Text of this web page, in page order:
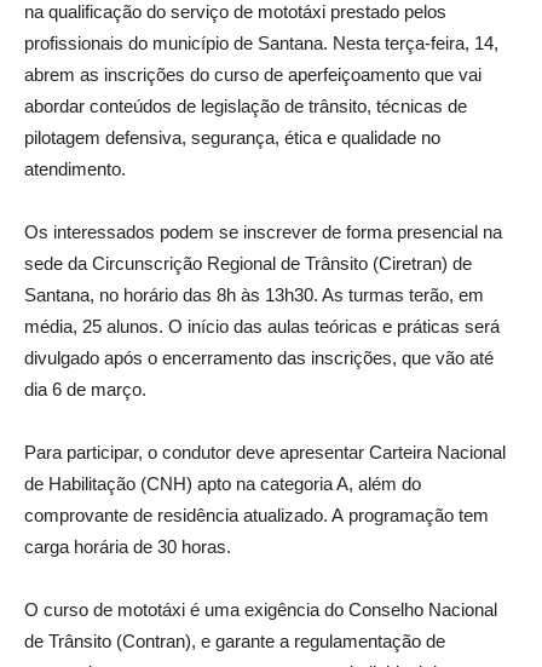
na qualificação do serviço de mototáxi prestado pelos
profissionais do município de Santana. Nesta terça-feira, 14,
abrem as inscrições do curso de aperfeiçoamento que vai
abordar conteúdos de legislação de trânsito, técnicas de
pilotagem defensiva, segurança, ética e qualidade no
atendimento.
Os interessados podem se inscrever de forma presencial na
sede da Circunscrição Regional de Trânsito (Ciretran) de
Santana, no horário das 8h às 13h30. As turmas terão, em
média, 25 alunos. O início das aulas teóricas e práticas será
divulgado após o encerramento das inscrições, que vão até
dia 6 de março.
Para participar, o condutor deve apresentar Carteira Nacional
de Habilitação (CNH) apto na categoria A, além do
comprovante de residência atualizado. A programação tem
carga horária de 30 horas.
O curso de mototáxi é uma exigência do Conselho Nacional
de Trânsito (Contran), e garante a regulamentação de